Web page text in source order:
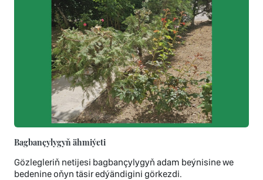
Bagbançylygyň ähmiýeti
Gözlegleriň netijesi bagbançylygyň adam beýnisine we
bedenine oňyn täsir edýändigini görkezdi.